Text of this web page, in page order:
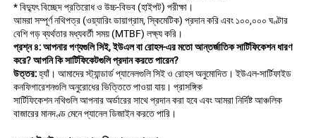
* বিদ্যুৎ বিচ্ছেদ প্রতিরোধ ও উচ্চ-বিভব (হাইপট) পরীক্ষা।
আমরা সম্পূর্ণ নথিপত্র (ওয়্যারিং ডায়াগ্রাম, স্কিমেটিক) প্রদান করি এবং ১০০,০০০ ঘণ্টার
বেশি গড় ব্যর্থতার মধ্যবর্তী সময় (MTBF) লক্ষ্য করি।
প্রশ্ন ৪: আপনার পণ্যগুলি সিই, ইউএল বা রোহস-এর মতো আন্তর্জাতিক সার্টিফিকেশন ধারণ
করে? আপনি কি সার্টিফিকেটগুলি প্রদান করতে পারেন?
উত্তর: হ্যাঁ। আমাদের স্ট্যান্ডার্ড প্যানেলগুলি সিই ও রোহস অনুমোদিত। ইউএল-সার্টিফাইড
কনফিগারেশনগুলি অনুরোধের ভিত্তিতে পাওয়া যায়। প্রাসঙ্গিক
সার্টিফিকেশন নথিগুলি আপনার অর্ডারের সাথে প্রদান করা হবে এবং আমরা নির্দিষ্ট আঞ্চলিক
বাজারের মানদণ্ড মেনে প্যানেল ডিজাইন করতে পারি।